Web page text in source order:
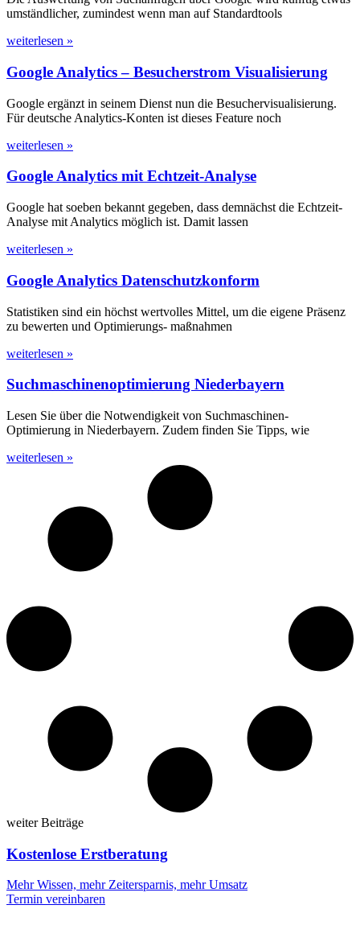
umständlicher, zumindest wenn man auf Standardtools
weiterlesen »
Google Analytics – Besucherstrom Visualisierung
Google ergänzt in seinem Dienst nun die Besuchervisualisierung.
Für deutsche Analytics-Konten ist dieses Feature noch
weiterlesen »
Google Analytics mit Echtzeit-Analyse
Google hat soeben bekannt gegeben, dass demnächst die Echtzeit-
Analyse mit Analytics möglich ist. Damit lassen
weiterlesen »
Google Analytics Datenschutzkonform
Statistiken sind ein höchst wertvolles Mittel, um die eigene Präsenz
zu bewerten und Optimierungs- maßnahmen
weiterlesen »
Suchmaschinenoptimierung Niederbayern
Lesen Sie über die Notwendigkeit von Suchmaschinen-
Optimierung in Niederbayern. Zudem finden Sie Tipps, wie
weiterlesen »
weiter Beiträge
Kostenlose Erstberatung
Mehr Wissen, mehr Zeitersparnis, mehr Umsatz
Termin vereinbaren